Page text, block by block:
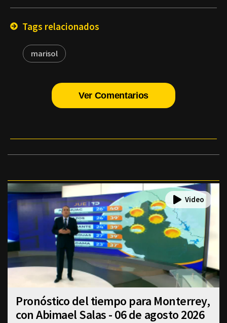
Tags relacionados
marisol
Ver Comentarios
Pronóstico del tiempo para Monterrey,
con Abimael Salas - 06 de agosto 2026